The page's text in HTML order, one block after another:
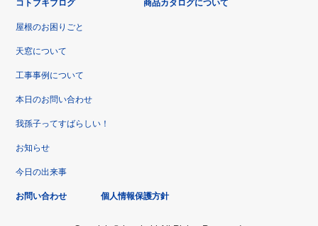
コトブキブログ
屋根のお困りごと
天窓について
工事事例について
本日のお問い合わせ
我孫子ってすばらしい！
お知らせ
今日の出来事
商品カタログについて
お問い合わせ 個人情報保護方針